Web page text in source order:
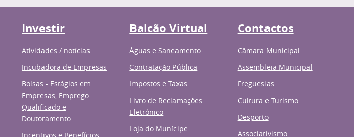
Investir
Atividades / notícias
Incubadora de Empresas
Bolsas - Estágios em
Empresas, Emprego
Qualificado e
Doutoramento
Balcão Virtual
Águas e Saneamento
Contratação Pública
Impostos e Taxas
Livro de Reclamações
Eletrónico
Loja do Munícipe
Contactos
Câmara Municipal
Assembleia Municipal
Freguesias
Cultura e Turismo
Desporto
Associativismo